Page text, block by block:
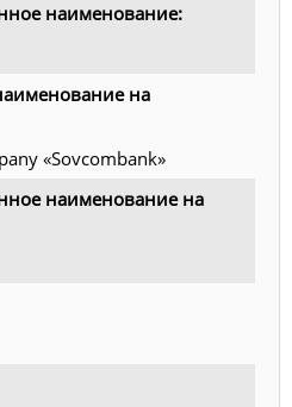
наименование:
на
«Sovcombank»
наименование на